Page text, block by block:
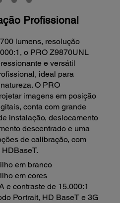
Profissional
lumens, resolução
o PRO Z9870UNL
e versátil
ideal para
O PRO
imagens em posição
conta com grande
instalação, deslocamento
descentrado e uma
de calibração, com
em branco
em cores
e contraste de 15.000:1
Portrait, HD BaseT e 3G